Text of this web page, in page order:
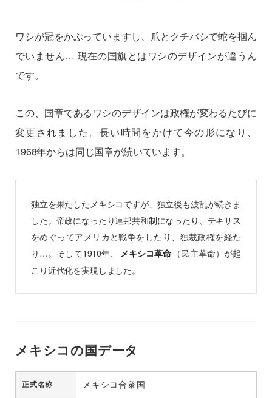
ワシが冠をかぶっていますし、爪とクチバシで蛇を掴ん
でいません… 現在の国旗とはワシのデザインが違うん
です。
この、国章であるワシのデザインは政権が変わるたびに
変更されました。長い時間をかけて今の形になり、
1968年からは同じ国章が続いています。
独立を果たしたメキシコですが、独立後も波乱が続きま
した。帝政になったり連邦共和制になったり、テキサス
をめぐってアメリカと戦争をしたり、独裁政権を経た
り…。そして1910年、
メキシコ革命 （民主革命）が起
こり近代化を実現しました。
メキシコの国データ
正式名称 メキシコ合衆国